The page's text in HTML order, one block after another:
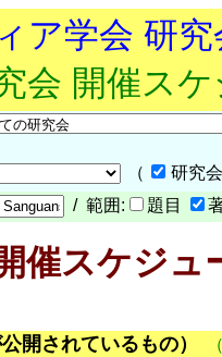
ア学会 研
会 開催ス
（
研究
/ 範囲: 題目
催スケジュ
開されているもの）